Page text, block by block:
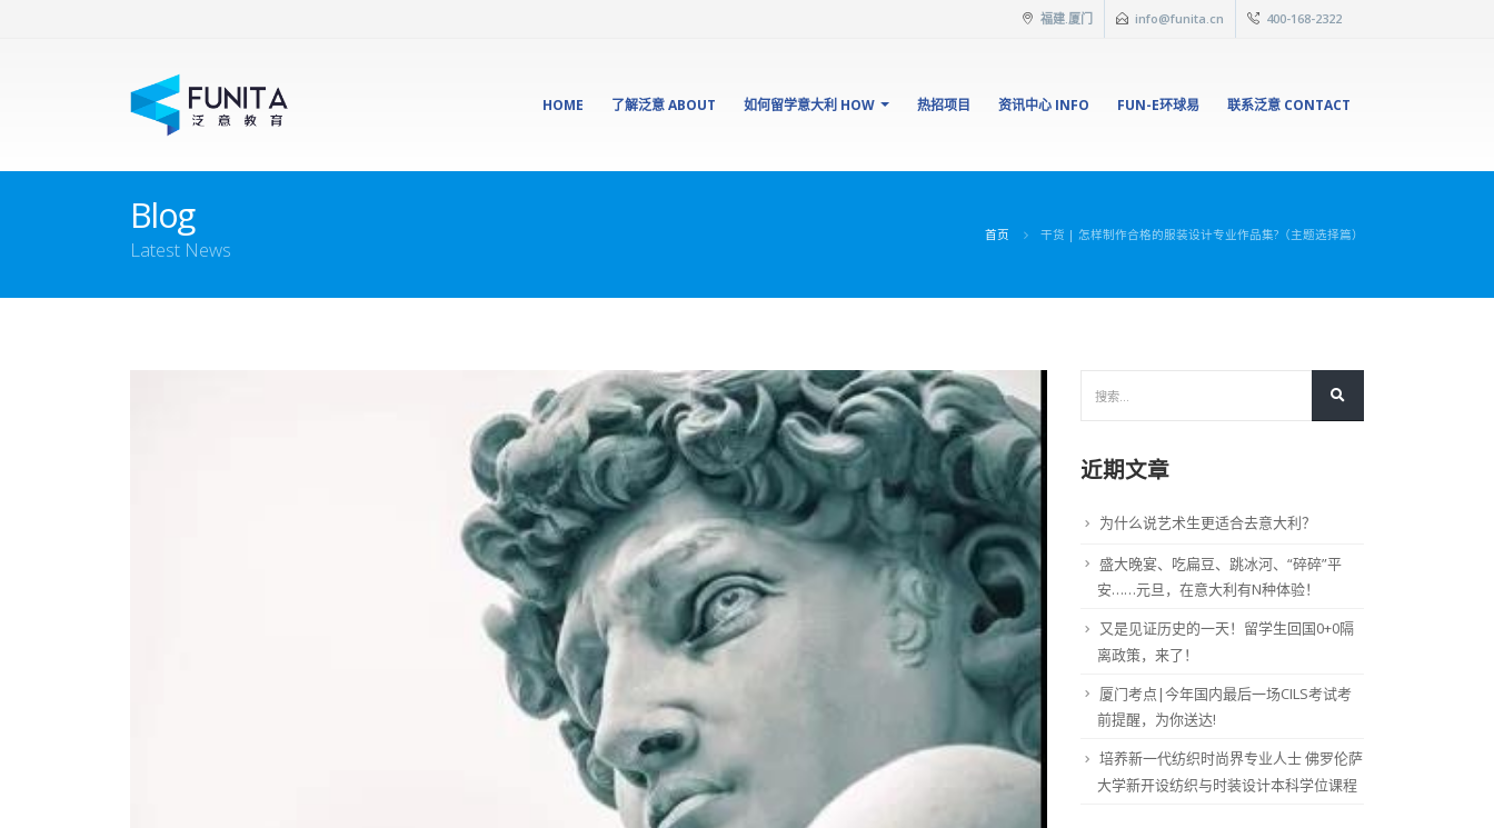
福建.厦门 info@funita.cn 400-168-2322
HOME 了解泛意 ABOUT 如何留学意大利 HOW 热招项目 资讯中心 INFO FUN-E环球易 联系泛意 CONTACT
Blog
Latest News
首页 干货 | 怎样制作合格的服装设计专业作品集?（主题选择篇）
近期文章
为什么说艺术生更适合去意大利？
盛大晚宴、吃扁豆、跳冰河、“碎碎”平
安……元旦，在意大利有N种体验！
又是见证历史的一天！留学生回国0+0隔
离政策，来了！
厦门考点|今年国内最后一场CILS考试考
前提醒，为你送达!
培养新一代纺织时尚界专业人士 佛罗伦萨
大学新开设纺织与时装设计本科学位课程